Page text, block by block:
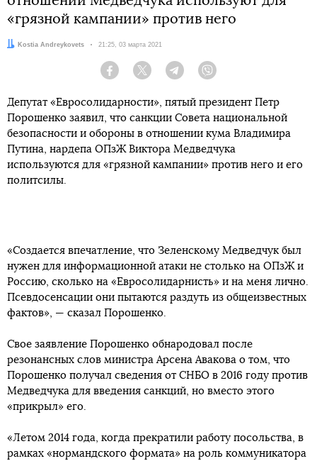
«грязной кампании» против него
Автор:Kostia Andreykovets Дата:
21:25, 03 марта 2021
Facebook Twitter Telegram
Депутат «Евросолидарности», пятый президент Петр
Порошенко заявил, что санкции Совета национальной
безопасности и обороны в отношении кума Владимира
Путина, нардепа ОПзЖ Виктора Медведчука
используются для «грязной кампании» против него и его
политсилы.
«Создается впечатление, что Зеленскому Медведчук был
нужен для информационной атаки не столько на ОПзЖ и
Россию, сколько на «Евросолидарнисть» и на меня лично.
Псевдосенсации они пытаются раздуть из общеизвестных
фактов», — сказал Порошенко.
Свое заявление Порошенко обнародовал после
резонансных слов министра Арсена Авакова о том, что
Порошенко получал сведения от СНБО в 2016 году против
Медведчука для введения санкций, но вместо этого
«прикрыл» его.
«Летом 2014 года, когда прекратили работу посольства, в
рамках «нормандского формата» на роль коммуникатора